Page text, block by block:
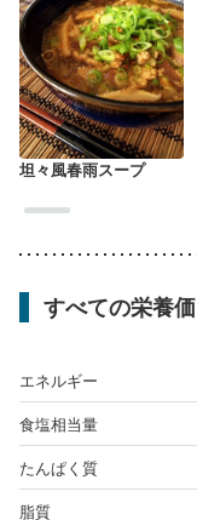
坦々風春雨スープ
すべての栄養価
エネルギー
食塩相当量
たんぱく質
脂質